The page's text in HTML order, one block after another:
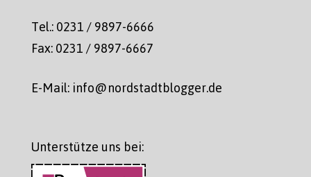
Tel.: 0231 / 9897-6666
Fax: 0231 / 9897-6667
E-Mail: info@nordstadtblogger.de
Unterstütze uns bei: